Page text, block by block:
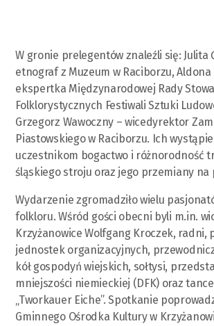
W gronie prelegentów znaleźli się: Julita
etnograf z Muzeum w Raciborzu,
ekspertka Międzynarodowej Rady
Folklorystycznych Festiwali Sztuki
Grzegorz Wawoczny – wicedyrektor
Piastowskiego w Raciborzu. Ich
uczestnikom bogactwo i różnorodność
śląskiego stroju oraz jego przemiany
Wydarzenie zgromadziło wielu
folkloru. Wśród gości obecni byli m.in.
Krzyżanowice Wolfgang Kroczek, radni,
jednostek organizacyjnych,
kół gospodyń wiejskich, sołtysi,
mniejszości niemieckiej (DFK) oraz
„Tworkauer Eiche”. Spotkanie
Gminnego Ośrodka Kultury w